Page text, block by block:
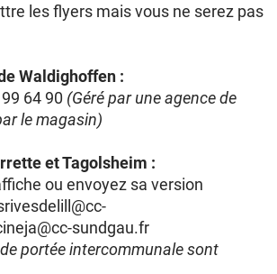
les flyers mais vous ne serez pas
Waldighoffen :
64 90 (Géré par une agence de
le magasin)
et Tagolsheim :
ou envoyez sa version
sundgau.fr
portée intercommunale sont